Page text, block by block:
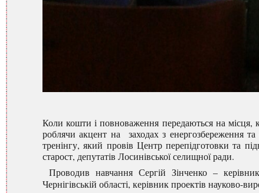
Коли кошти і повноваження передаються на місця,
роблячи акцент на заходах з енергозбереження
тренінгу, який провів Центр перепідготовки та
старост, депутатів Лосинівської селищної ради.
Проводив навчання Сергій Зінченко –
Чернігівській області, керівник проектів науково-